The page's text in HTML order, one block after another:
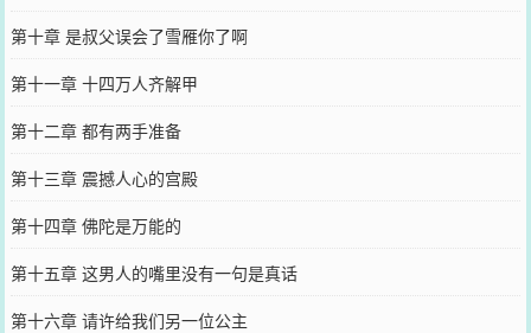
第十章 是叔父误会了雪雁你了啊
第十一章 十四万人齐解甲
第十二章 都有两手准备
第十三章 震撼人心的宫殿
第十四章 佛陀是万能的
第十五章 这男人的嘴里没有一句是真话
第十六章 请许给我们另一位公主